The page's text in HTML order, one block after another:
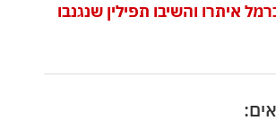
איתרו והשיבו תפילין שנגנבו